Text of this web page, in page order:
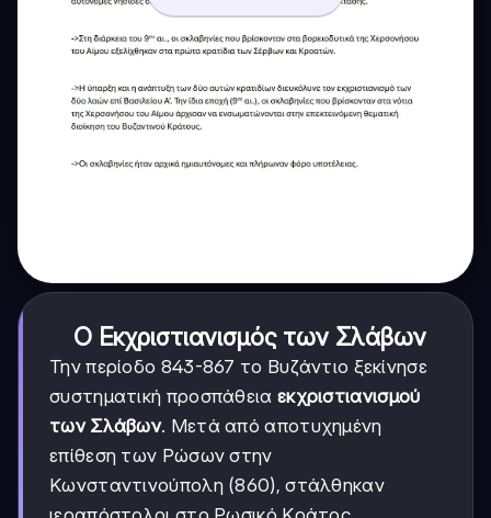
Ο Εκχριστιανισμός των Σλάβων
Την περίοδο 843-867 το Βυζάντιο ξεκίνησε
συστηματική προσπάθεια εκχριστιανισμού
των Σλάβων. Μετά από αποτυχημένη
επίθεση των Ρώσων στην
Κωνσταντινούπολη (860), στάλθηκαν